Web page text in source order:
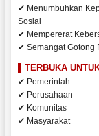
✔ Menumbuhkan
Sosial
✔ Mempererat
✔ Semangat Gotong
TERBUKA
✔ Pemerintah
✔ Perusahaan
✔ Komunitas
✔ Masyarakat